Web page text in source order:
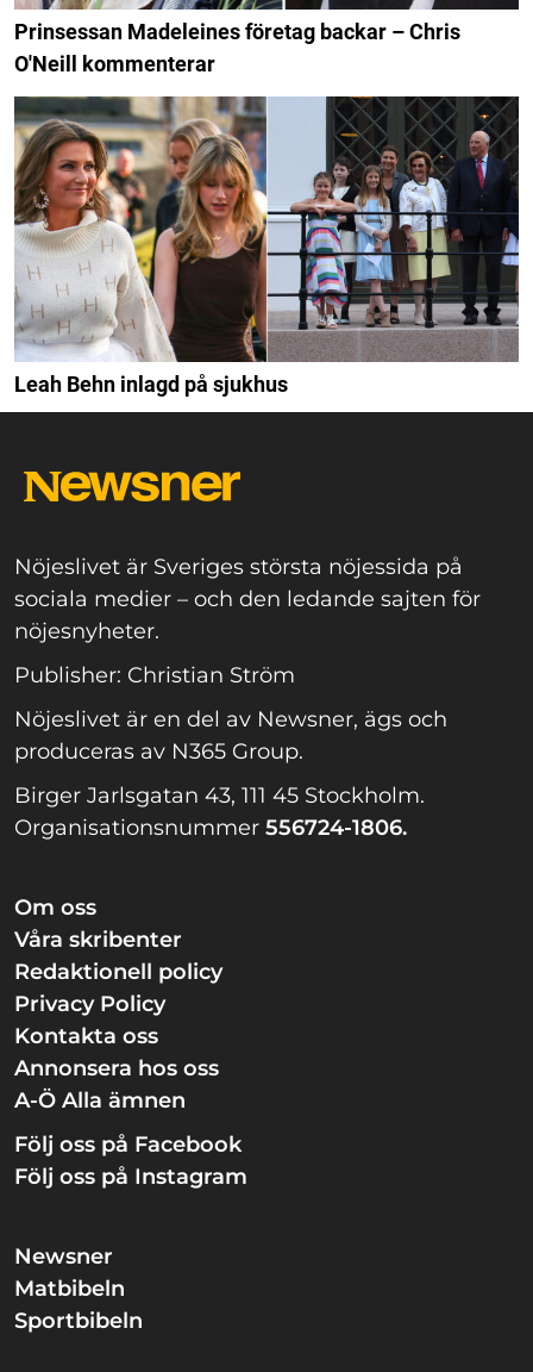
Prinsessan Madeleines företag backar – Chris
O'Neill kommenterar
Leah Behn inlagd på sjukhus
Nöjeslivet är Sveriges största nöjessida på
sociala medier – och den ledande sajten för
nöjesnyheter.
Publisher: Christian Ström
Nöjeslivet är en del av Newsner, ägs och
produceras av N365 Group.
Birger Jarlsgatan 43, 111 45 Stockholm.
Organisationsnummer 556724-1806.
Om oss
Våra skribenter
Redaktionell policy
Privacy Policy
Kontakta oss
Annonsera hos oss
A-Ö Alla ämnen
Följ oss på Facebook
Följ oss på Instagram
Newsner
Matbibeln
Sportbibeln